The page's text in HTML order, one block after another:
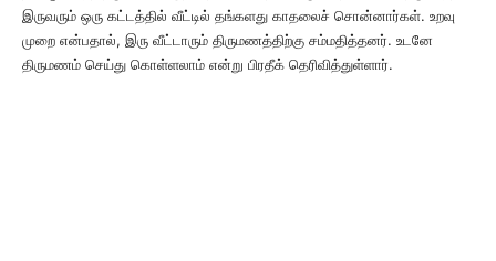
இருவரும் ஒரு கட்டத்தில் வீட்டில் தங்களது காதலைச் சொன்னார்கள். உறவு
முறை என்பதால், இரு வீட்டாரும் திருமணத்திற்கு சம்மதித்தனர். உடனே
திருமணம் செய்து கொள்ளலாம் என்று பிரதீக் தெரிவித்துள்ளார்.